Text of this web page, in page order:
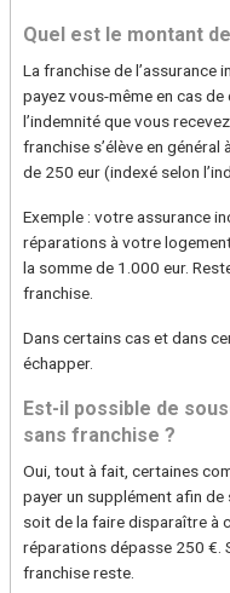
Quel est le montant
La franchise de l’assurance
payez vous-même en cas
l’indemnité que vous
franchise s’élève en
de 250 eur (indexé selon
Exemple : votre assurance
réparations à votre
la somme de 1.000 eur.
franchise.
Dans certains cas et dans
échapper.
Est-il possible de
sans franchise ?
Oui, tout à fait, certaines
payer un supplément afin
soit de la faire disparaître à
réparations dépasse 250 €.
franchise reste.